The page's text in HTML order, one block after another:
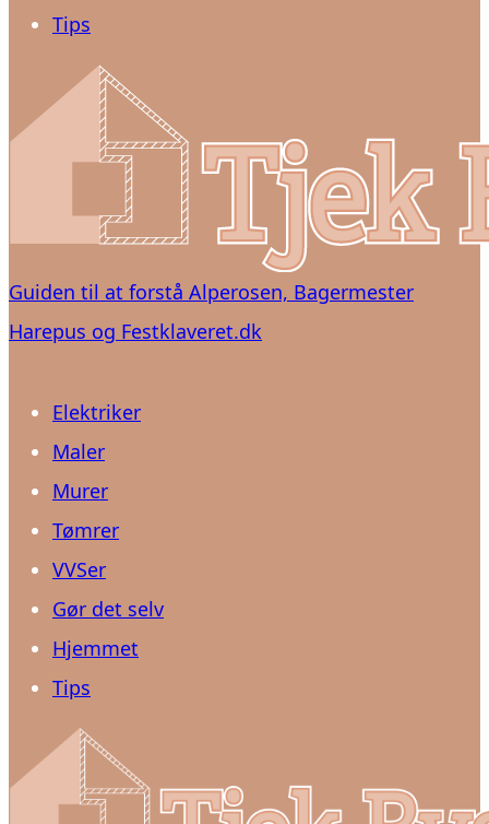
Tips
Guiden til at forstå Alperosen, Bagermester
Harepus og Festklaveret.dk
Elektriker
Maler
Murer
Tømrer
VVSer
Gør det selv
Hjemmet
Tips